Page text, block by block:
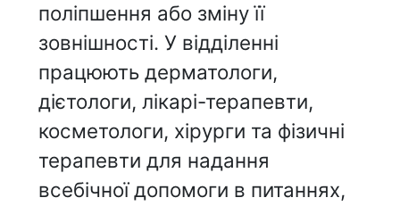
поліпшення або зміну її
зовнішності. У відділенні
працюють дерматологи,
дієтологи, лікарі-терапевти,
косметологи, хірурги та фізичні
терапевти для надання
всебічної допомоги в питаннях,